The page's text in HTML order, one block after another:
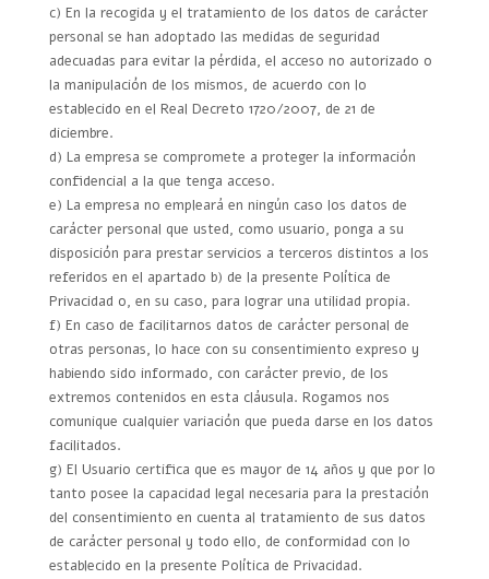
c) En la recogida y el tratamiento de los datos de carácter
personal se han adoptado las medidas de seguridad
adecuadas para evitar la pérdida, el acceso no autorizado o
la manipulación de los mismos, de acuerdo con lo
establecido en el Real Decreto 1720/2007, de 21 de
diciembre.
d) La empresa se compromete a proteger la información
confidencial a la que tenga acceso.
e) La empresa no empleará en ningún caso los datos de
carácter personal que usted, como usuario, ponga a su
disposición para prestar servicios a terceros distintos a los
referidos en el apartado b) de la presente Política de
Privacidad o, en su caso, para lograr una utilidad propia.
f) En caso de facilitarnos datos de carácter personal de
otras personas, lo hace con su consentimiento expreso y
habiendo sido informado, con carácter previo, de los
extremos contenidos en esta cláusula. Rogamos nos
comunique cualquier variación que pueda darse en los datos
facilitados.
g) El Usuario certifica que es mayor de 14 años y que por lo
tanto posee la capacidad legal necesaria para la prestación
del consentimiento en cuenta al tratamiento de sus datos
de carácter personal y todo ello, de conformidad con lo
establecido en la presente Política de Privacidad.